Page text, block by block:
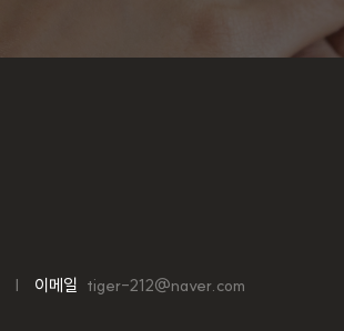
이메일 tiger-212@naver.com